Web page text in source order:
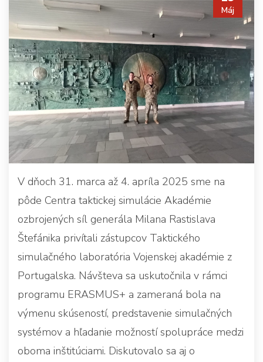
Máj
V dňoch 31. marca až 4. apríla 2025 sme na
pôde Centra taktickej simulácie Akadémie
ozbrojených síl generála Milana Rastislava
Štefánika privítali zástupcov Taktického
simulačného laboratória Vojenskej akadémie z
Portugalska. Návšteva sa uskutočnila v rámci
programu ERASMUS+ a zameraná bola na
výmenu skúseností, predstavenie simulačných
systémov a hľadanie možností spolupráce medzi
oboma inštitúciami. Diskutovalo sa aj o